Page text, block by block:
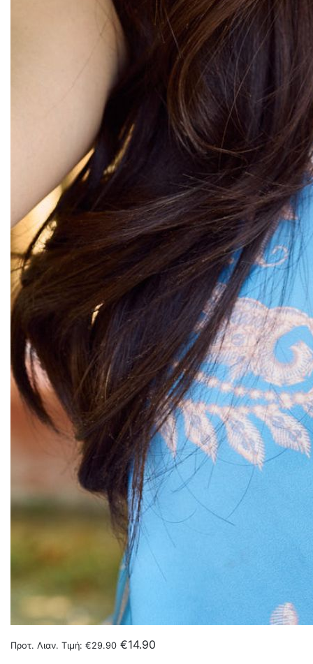
Προτ. Λιαν. Τιμή: €29.90 €14.90